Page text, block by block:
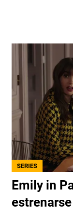
SERIES
Emily in